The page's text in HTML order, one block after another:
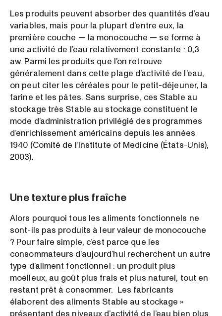
Les produits peuvent absorber des quantités d’eau
variables, mais pour la plupart d’entre eux, la
première couche — la monocouche — se forme à
une activité de l’eau relativement constante : 0,3
aw. Parmi les produits que l’on retrouve
généralement dans cette plage d’activité de l’eau,
on peut citer les céréales pour le petit-déjeuner, la
farine et les pâtes. Sans surprise, ces Stable au
stockage très Stable au stockage constituent le
mode d’administration privilégié des programmes
d’enrichissement américains depuis les années
1940 (Comité de l’Institute of Medicine (États-Unis),
2003).
Une texture plus fraîche
Alors pourquoi tous les aliments fonctionnels ne
sont-ils pas produits à leur valeur de monocouche
? Pour faire simple, c’est parce que les
consommateurs d’aujourd’hui recherchent un autre
type d’aliment fonctionnel : un produit plus
moelleux, au goût plus frais et plus naturel, tout en
restant prêt à consommer. Les fabricants
élaborent des aliments Stable au stockage »